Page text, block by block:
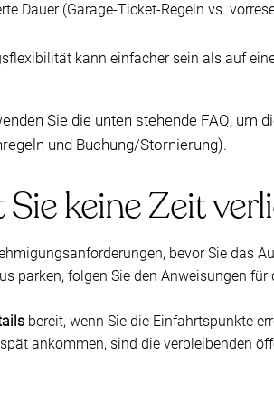
Dauer (Garage-Ticket-Regeln vs.
kann einfacher sein als auf
Sie die unten stehende FAQ, um
und Buchung/Stornierung).
keine Zeit
bevor Sie das
parken, folgen Sie den Anweisungen für
bereit, wenn Sie die Einfahrtspunkte
ankommen, sind die verbleibenden